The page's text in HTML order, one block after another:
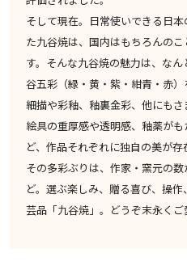
そして現在。日常使いできる日
た九谷焼は、国内はもちろんの
す。そんな九谷焼の魅力は、な
谷五彩（緑・黄・紫・紺青・赤
細描や彩釉、釉裏金彩、他にも
絵具の重厚感や透明感、釉薬が
ど、作品それぞれに独自の美が存
その多彩ぶりは、作家・窯元の
ど。選ぶ楽しみ、贈る喜び、操
芸品「九谷焼」。どうぞ末永くご